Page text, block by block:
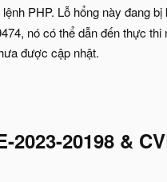
PHP. Lỗ hổng này đang bị
nó có thể dẫn đến thực thi
được cập nhật.
2023-20198 &